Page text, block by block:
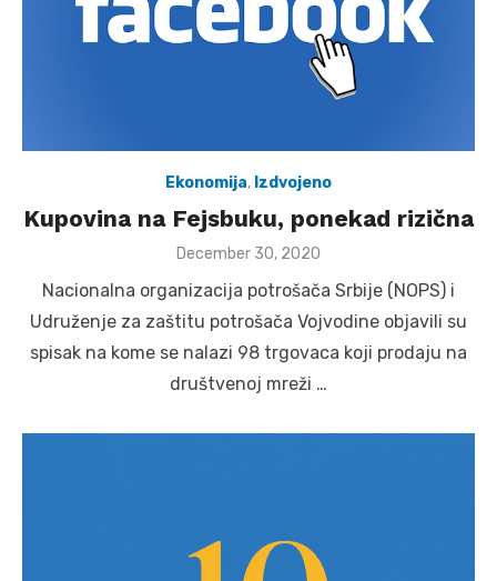
Ekonomija, Izdvojeno
Kupovina na Fejsbuku, ponekad rizična
Posted
December 30, 2020
Nacionalna organizacija potrošača Srbije (NOPS) i
Udruženje za zaštitu potrošača Vojvodine objavili su
spisak na kome se nalazi 98 trgovaca koji prodaju na
društvenoj mreži …